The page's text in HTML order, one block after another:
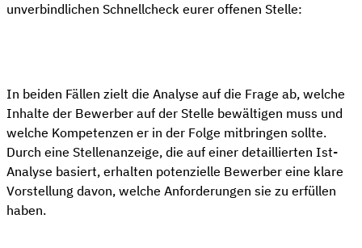
unverbindlichen Schnellcheck eurer offenen Stelle:
In beiden Fällen zielt die Analyse auf die Frage ab, welche
Inhalte der Bewerber auf der Stelle bewältigen muss und
welche Kompetenzen er in der Folge mitbringen sollte.
Durch eine Stellenanzeige, die auf einer detaillierten Ist-
Analyse basiert, erhalten potenzielle Bewerber eine klare
Vorstellung davon, welche Anforderungen sie zu erfüllen
haben.